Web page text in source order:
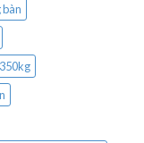
bàn